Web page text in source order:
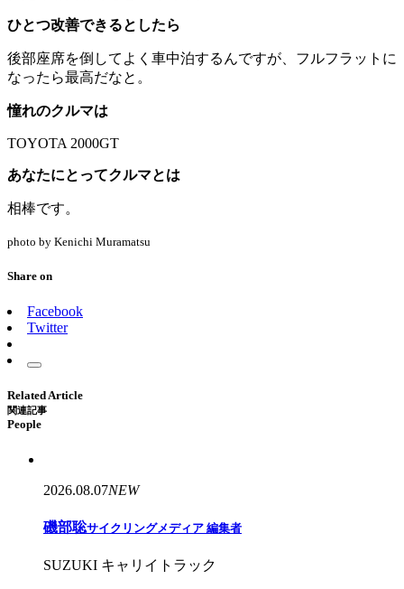
ひとつ改善できるとしたら
後部座席を倒してよく車中泊するんですが、フルフラットに
なったら最高だなと。
憧れのクルマは
TOYOTA 2000GT
あなたにとってクルマとは
相棒です。
photo by Kenichi Muramatsu
Share on
Facebook
Twitter
Related Article
関連記事
People
2026.08.07NEW
磯部聡サイクリングメディア 編集者
SUZUKI キャリイトラック